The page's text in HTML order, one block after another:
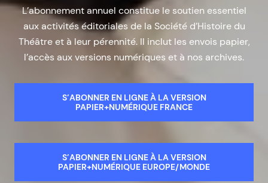
L’abonnement annuel constitue le soutien essentiel
aux activités éditoriales de la Société d’Histoire du
Théâtre et à leur pérennité. Il inclut les envois papier,
l’accès aux versions numériques et à nos archives.
S’ABONNER EN LIGNE À LA VERSION
PAPIER+NUMÉRIQUE FRANCE
S’ABONNER EN LIGNE À LA VERSION
PAPIER+NUMÉRIQUE EUROPE/MONDE